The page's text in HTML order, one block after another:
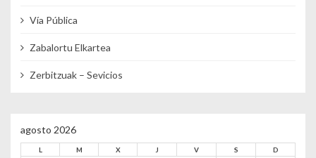
Vía Pública
Zabalortu Elkartea
Zerbitzuak – Sevicios
agosto 2026
L M X J V S D